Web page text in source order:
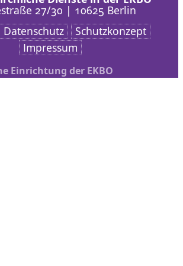
27/30 | 10625 Berlin
Datenschutz
Schutzkonzept
Impressum
Einrichtung der EKBO